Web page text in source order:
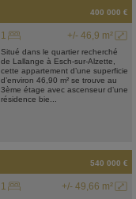
400 000 €
+/- 46,9 m²
1
Situé dans le quartier recherché
de Lallange à Esch-sur-Alzette,
cette appartement d’une superficie
d’environ 46,90 m² se trouve au
3ème étage avec ascenseur d’une
résidence bie...
540 000 €
+/- 49,66 m²
1